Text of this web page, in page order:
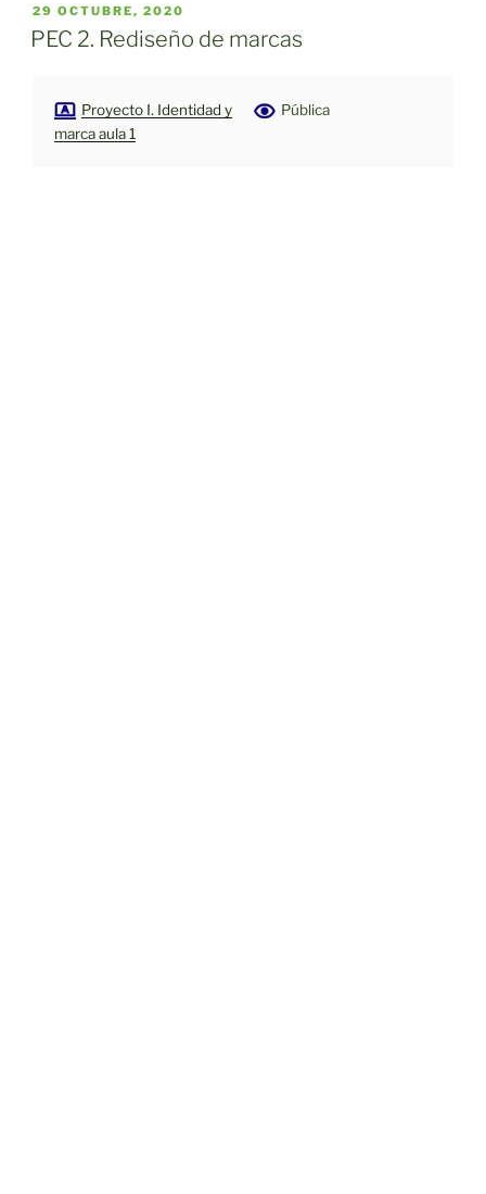
PUBLICADO
EL
29 OCTUBRE, 2020
PEC 2. Rediseño de marcas
Proyecto I. Identidad y
marca aula 1
Pública